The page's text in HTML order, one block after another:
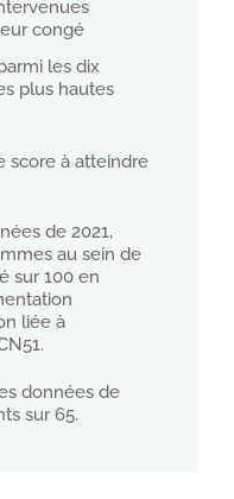
congé
les dix
plus hautes
score à atteindre
de 2021,
au sein de
sur 100 en
liée à
données de
sur 65.